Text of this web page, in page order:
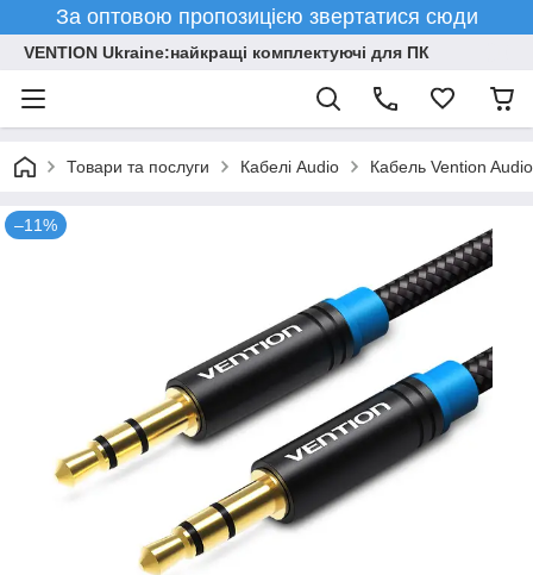
За оптовою пропозицією звертатися сюди
VENTION Ukraine:найкращі комплектуючі для ПК
Товари та послуги Кабелі Audio Кабель Vention
–11%